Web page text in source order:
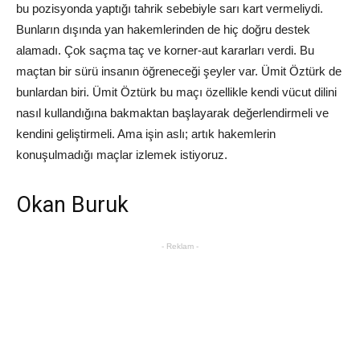
bu pozisyonda yaptığı tahrik sebebiyle sarı kart vermeliydi.
Bunların dışında yan hakemlerinden de hiç doğru destek
alamadı. Çok saçma taç ve korner-aut kararları verdi. Bu
maçtan bir sürü insanın öğreneceği şeyler var. Ümit Öztürk de
bunlardan biri. Ümit Öztürk bu maçı özellikle kendi vücut dilini
nasıl kullandığına bakmaktan başlayarak değerlendirmeli ve
kendini geliştirmeli. Ama işin aslı; artık hakemlerin
konuşulmadığı maçlar izlemek istiyoruz.
Okan Buruk
- Reklam -